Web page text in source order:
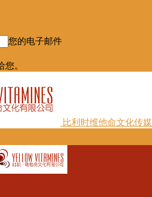
您的电子邮件
。
比利时维他命文化传媒